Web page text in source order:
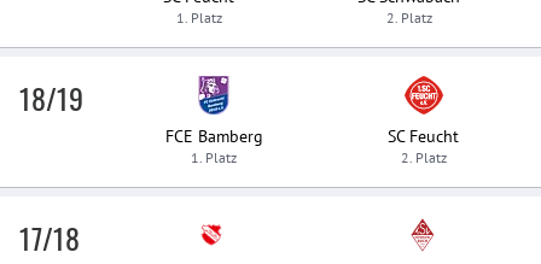
1. Platz 2. Platz
18/19
FCE Bamberg
1. Platz
SC Feucht
2. Platz
17/18